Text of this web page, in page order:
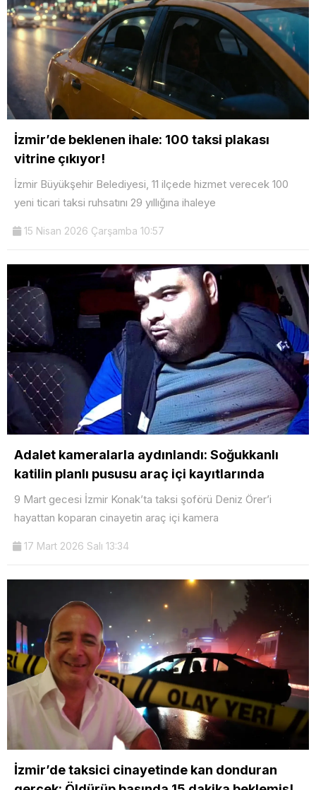
İzmir’de beklenen ihale: 100 taksi plakası
vitrine çıkıyor!
İzmir Büyükşehir Belediyesi, 11 ilçede hizmet verecek 100
yeni ticari taksi ruhsatını 29 yıllığına ihaleye
15 Nisan 2026 Çarşamba 10:57
Adalet kameralarla aydınlandı: Soğukkanlı
katilin planlı pususu araç içi kayıtlarında
9 Mart gecesi İzmir Konak’ta taksi şoförü Deniz Örer’i
hayattan koparan cinayetin araç içi kamera
17 Mart 2026 Salı 13:34
İzmir’de taksici cinayetinde kan donduran